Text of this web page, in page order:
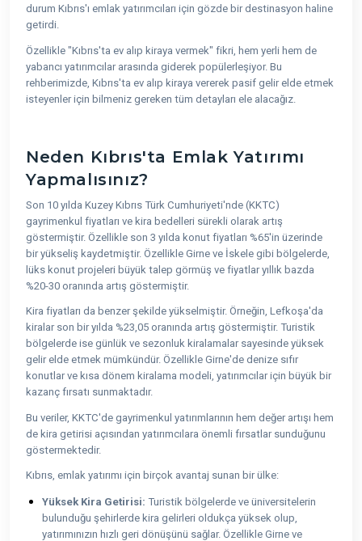
durum Kıbrıs'ı emlak yatırımcıları için gözde bir destinasyon haline
getirdi.
Özellikle "Kıbrıs'ta ev alıp kiraya vermek" fikri, hem yerli hem de
yabancı yatırımcılar arasında giderek popülerleşiyor. Bu
rehberimizde, Kıbrıs'ta ev alıp kiraya vererek pasif gelir elde etmek
isteyenler için bilmeniz gereken tüm detayları ele alacağız.
Neden Kıbrıs'ta Emlak Yatırımı
Yapmalısınız?
Son 10 yılda Kuzey Kıbrıs Türk Cumhuriyeti'nde (KKTC)
gayrimenkul fiyatları ve kira bedelleri sürekli olarak artış
göstermiştir. Özellikle son 3 yılda konut fiyatları %65'in üzerinde
bir yükseliş kaydetmiştir. Özellikle Girne ve İskele gibi bölgelerde,
lüks konut projeleri büyük talep görmüş ve fiyatlar yıllık bazda
%20-30 oranında artış göstermiştir.
Kira fiyatları da benzer şekilde yükselmiştir. Örneğin, Lefkoşa'da
kiralar son bir yılda %23,05 oranında artış göstermiştir. Turistik
bölgelerde ise günlük ve sezonluk kiralamalar sayesinde yüksek
gelir elde etmek mümkündür. Özellikle Girne'de denize sıfır
konutlar ve kısa dönem kiralama modeli, yatırımcılar için büyük bir
kazanç fırsatı sunmaktadır.
Bu veriler, KKTC'de gayrimenkul yatırımlarının hem değer artışı hem
de kira getirisi açısından yatırımcılara önemli fırsatlar sunduğunu
göstermektedir.
Kıbrıs, emlak yatırımı için birçok avantaj sunan bir ülke:
Yüksek Kira Getirisi: Turistik bölgelerde ve üniversitelerin
bulunduğu şehirlerde kira gelirleri oldukça yüksek olup,
yatırımınızın hızlı geri dönüşünü sağlar. Özellikle Girne ve